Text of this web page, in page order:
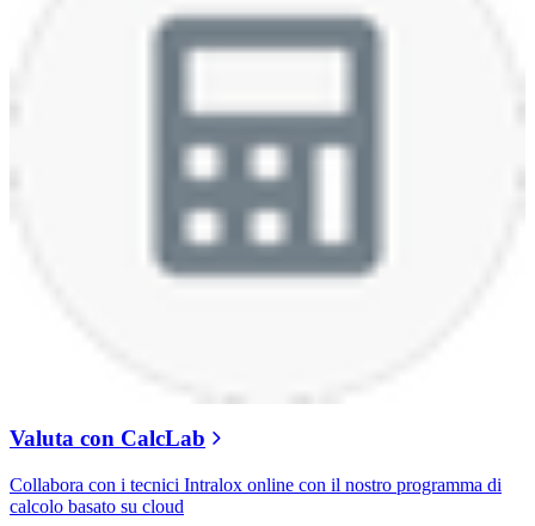
Valuta con CalcLab
Collabora con i tecnici Intralox online con il nostro programma di
calcolo basato su cloud